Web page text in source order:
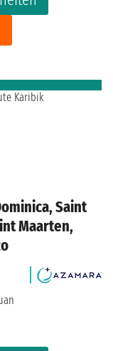
Saint
Maarten,